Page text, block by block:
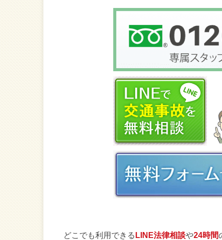
どこでも利用できるLINE法律相談や24時間